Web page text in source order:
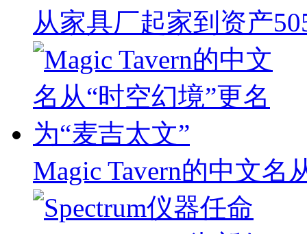
从家具厂起家到资产
Magic Tavern的中文名